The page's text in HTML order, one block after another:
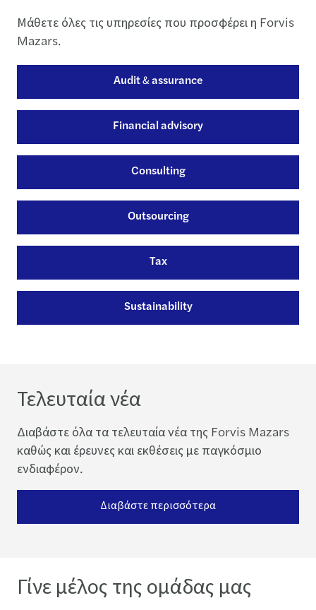
Μάθετε όλες τις υπηρεσίες που προσφέρει η Forvis
Mazars.
Audit & assurance
Financial advisory
Consulting
Outsourcing
Tax
Sustainability
Τελευταία νέα
Διαβάστε όλα τα τελευταία νέα της Forvis Mazars
καθώς και έρευνες και εκθέσεις με παγκόσμιο
ενδιαφέρον.
Διαβάστε περισσότερα
Γίνε μέλος της ομάδας μας